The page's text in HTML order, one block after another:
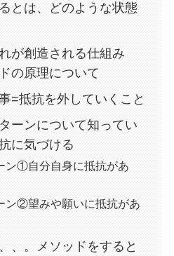
とは、どのような状態
が創造される仕組み
の原理について
=抵抗を外していくこと
ーンについて知ってい
に気づける
ン①自分自身に抵抗があ
ン②望みや願いに抵抗があ
、。メソッドをすると